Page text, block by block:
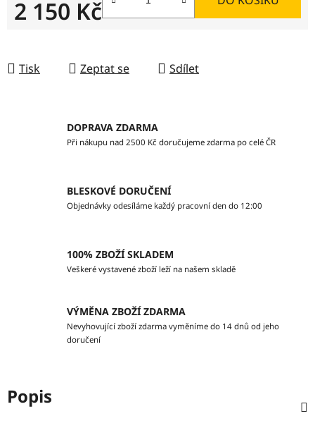
2 150 Kč
Tisk Zeptat se Sdílet
DOPRAVA ZDARMA
Při nákupu nad 2500 Kč doručujeme zdarma po celé ČR
BLESKOVÉ DORUČENÍ
Objednávky odesíláme každý pracovní den do 12:00
100% ZBOŽÍ SKLADEM
Veškeré vystavené zboží leží na našem skladě
VÝMĚNA ZBOŽÍ ZDARMA
Nevyhovující zboží zdarma vyměníme do 14 dnů od jeho
doručení
Popis